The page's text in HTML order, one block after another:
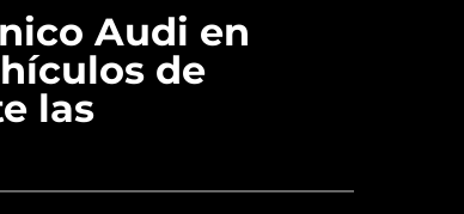
Audi en
de
las